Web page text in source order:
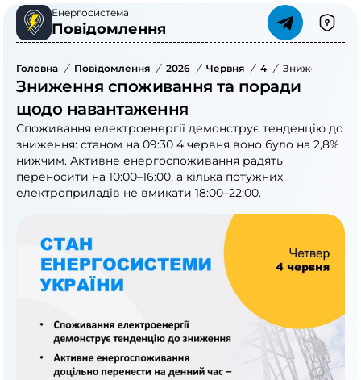
Енергосистема
Повідомлення
Головна / Повідомлення / 2026 / Червня / 4 / Зниження
Зниження споживання та поради
щодо навантаження
Споживання електроенергії демонструє тенденцію до
зниження: станом на 09:30 4 червня воно було на 2,8%
нижчим. Активне енергоспоживання радять
переносити на 10:00–16:00, а кілька потужних
електроприладів не вмикати 18:00–22:00.